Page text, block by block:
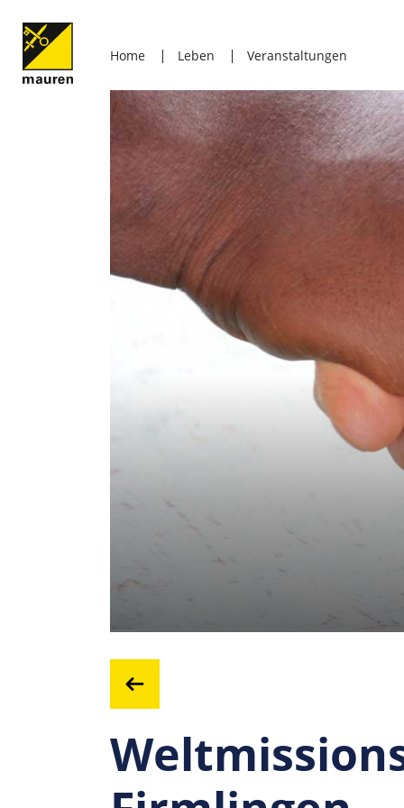
Home Leben Veranstaltungen